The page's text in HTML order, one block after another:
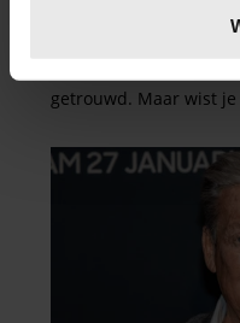
verwerkt en stel uw
intrekken in de
personaliseren, om
en om ons
informatie over uw
partners voor social
partners kunnen deze
informatie die u aan ze